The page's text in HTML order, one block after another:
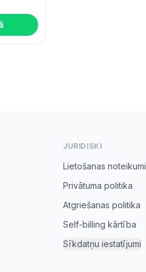
JURIDISKI
Lietošanas noteikumi
Privātuma politika
Atgriešanas politika
Self-billing kārtība
Sīkdatņu iestatījumi